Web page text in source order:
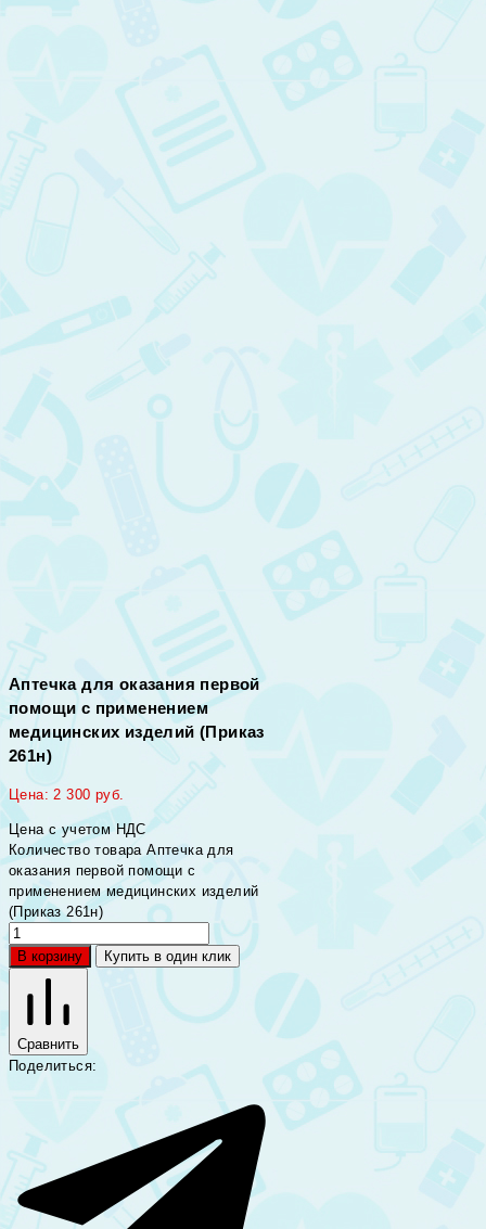
Аптечка для оказания первой
помощи с применением
медицинских изделий (Приказ
261н)
Цена:2 300 руб.
Цена с учетом НДС
Количество товара Аптечка для
оказания первой помощи с
применением медицинских изделий
(Приказ 261н)
В корзину Купить в один клик
Сравнить
Поделиться: